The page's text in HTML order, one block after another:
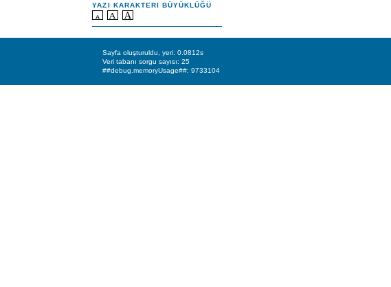
YAZI KARAKTERI BÜYÜKLÜĞÜ
Sayfa oluşturuldu, yeri: 0.0812s
Veri tabanı sorgu sayısı: 25
##debug.memoryUsage##: 9733104